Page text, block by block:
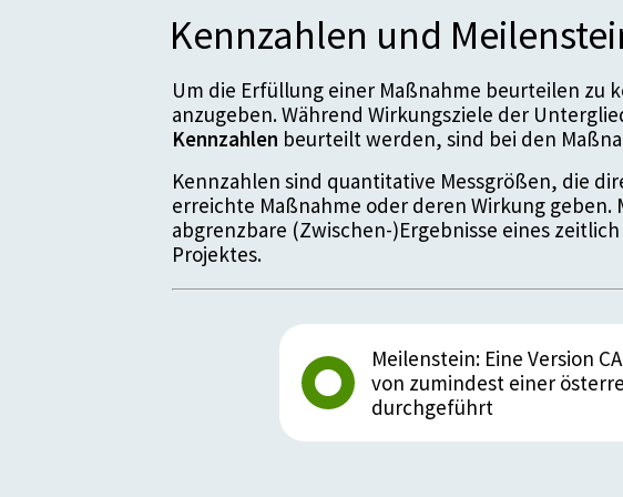
Kennzahlen und
Um die Erfüllung einer Maßnahme beurteilen zu
anzugeben. Während Wirkungsziele der
Kennzahlen beurteilt werden, sind bei den
Kennzahlen sind quantitative Messgrößen, die
erreichte Maßnahme oder deren Wirkung geben.
abgrenzbare (Zwischen-)Ergebnisse eines
Projektes.
Meilenstein: Eine Version
von zumindest einer
durchgeführt